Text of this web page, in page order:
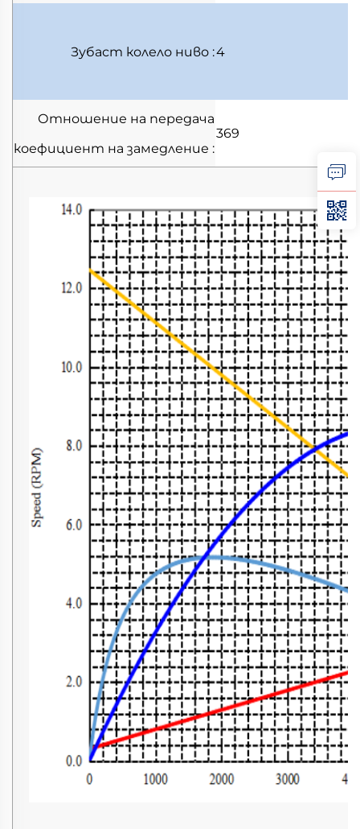
Зубаст колело ниво :4
Отношение на передача
коефициент на замедление :
369